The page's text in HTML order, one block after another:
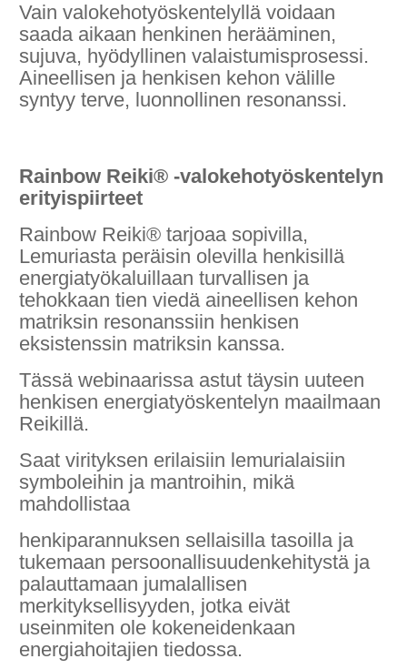
Vain valokehotyöskentelyllä voidaan
saada aikaan henkinen herääminen,
sujuva, hyödyllinen valaistumisprosessi.
Aineellisen ja henkisen kehon välille
syntyy terve, luonnollinen resonanssi.
Rainbow Reiki® -valokehotyöskentelyn
erityispiirteet
Rainbow Reiki® tarjoaa sopivilla,
Lemuriasta peräisin olevilla henkisillä
energiatyökaluillaan turvallisen ja
tehokkaan tien viedä aineellisen kehon
matriksin resonanssiin henkisen
eksistenssin matriksin kanssa.
Tässä webinaarissa astut täysin uuteen
henkisen energiatyöskentelyn maailmaan
Reikillä.
Saat virityksen erilaisiin lemurialaisiin
symboleihin ja mantroihin, mikä
mahdollistaa
henkiparannuksen sellaisilla tasoilla ja
tukemaan persoonallisuudenkehitystä ja
palauttamaan jumalallisen
merkityksellisyyden, jotka eivät
useinmiten ole kokeneidenkaan
energiahoitajien tiedossa.